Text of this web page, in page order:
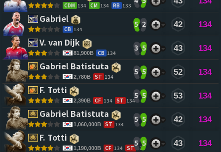
CDM 134 CM 134 RB 133
Gabriel
CB 134
5 2 42 134
V. van Dijk
81,900B CB 134
3 5 43 134
Gabriel Batistuta
2,780B ST 134
5 5 52 134
F. Totti
2,390B CF 134 ST 134
5 5 53 134
Gabriel Batistuta
1,060,000B ST 134
5 5 42 134
F. Totti
1,190,000B CF 134 ST 134
5 5 43 134